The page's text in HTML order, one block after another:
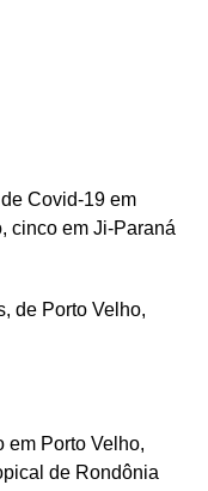
Covid-19 em
cinco em Ji-Paraná
de Porto Velho,
em Porto Velho,
de Rondônia